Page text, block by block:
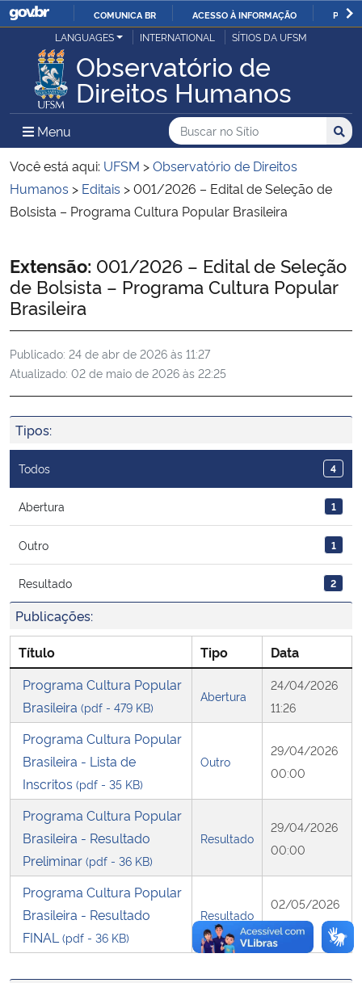
IR
PARA
CONTEÚDO
COMUNICA BR ACESSO À INFORMAÇÃO
Ministério da Justiça e Segurança Pública
Ministério da Defesa
Ministério das Relações Exteriores
Ministério da Economia
Ministério da Agricultura, Pecuária e Abastecimento
Ministério da Educação
Ministério da Cidadania
Ministério da Saúde
Ministério da Ciência, Tecnologia, Inovações e Comunicações
Ministério do Meio Ambiente
Ministério do Turismo
Ministério da Mulher, da Família e dos Direitos Humanos
Secretaria-Geral
Secretaria de Governo
Gabinete de Segurança Institucional
Advocacia-Geral da União
Banco Central do Brasil
LANGUAGES INTERNATIONAL SÍTIOS DA UFSM
Observatório de
Direitos Humanos
Menu Menu Principal do Sítio
Busca
Buscar no no Sítio
Busca:
Você está aqui: UFSM >Observatório de Direitos
Humanos > Editais >001/2026 – Edital de Seleção de
Bolsista – Programa Cultura Popular Brasileira
Início do conteúdo
Extensão: 001/2026 – Edital de Seleção
de Bolsista – Programa Cultura Popular
Brasileira
Publicado: 24 de abr de 2026 às 11:27
Atualizado: 02 de maio de 2026 às 22:25
Tipos:
Todos 4
Abertura 1
Outro 1
Resultado 2
Publicações:
Título Tipo
Data
Programa Cultura Popular
Brasileira (pdf - 479 KB)
Abertura
24/04/2026
11:26
Programa Cultura Popular
Brasileira - Lista de
Inscritos (pdf - 35 KB)
Outro
29/04/2026
00:00
Programa Cultura Popular
Brasileira - Resultado
Preliminar (pdf - 36 KB)
Resultado
29/04/2026
00:00
Programa Cultura Popular
Brasileira - Resultado
FINAL (pdf - 36 KB)
Resultado
02/05/2026
00:00